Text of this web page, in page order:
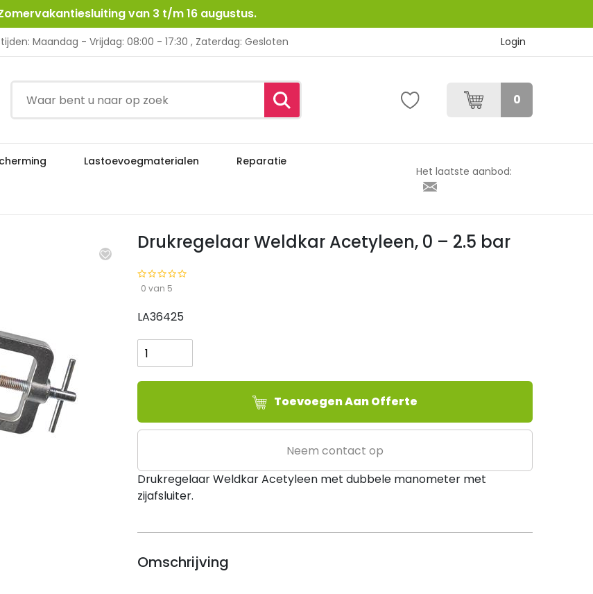
van 3 t/m 16 augustus.
Maandag - Vrijdag: 08:00 - 17:30 , Zaterdag: Gesloten Login
0
Lastoevoegmaterialen Reparatie
Het laatste aanbod:
Autogeen & Propaan Drukregelaar Weldkar Acetyleen, 0 – 2.5 bar
Drukregelaar Weldkar Acetyleen, 0 – 2.5 bar
0 van 5
LA36425
Weldkar
Acetyleen,
0
2.5
bar
Toevoegen Aan Offerte
Neem contact op
Drukregelaar Weldkar Acetyleen met dubbele manometer met
zijafsluiter.
Omschrijving